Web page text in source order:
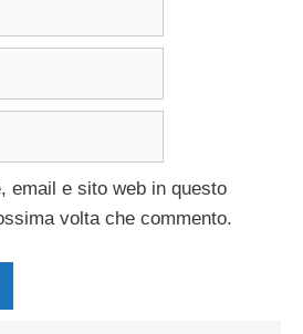
email e sito web in questo
volta che commento.